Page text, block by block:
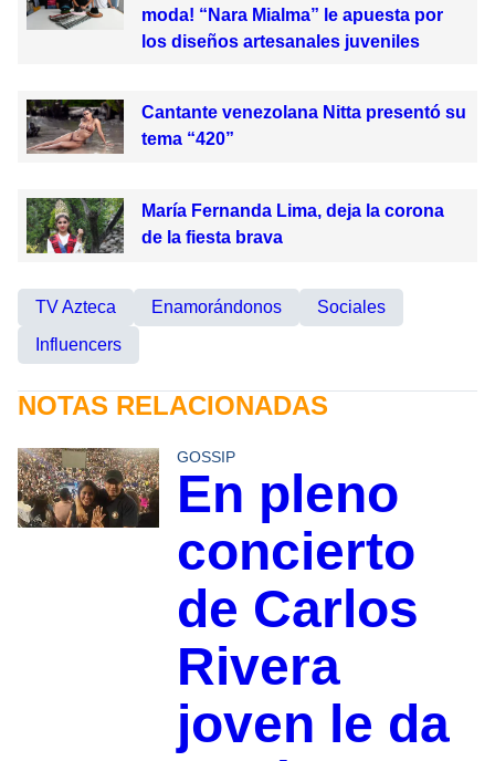
moda! “Nara Mialma” le apuesta por
los diseños artesanales juveniles
Cantante venezolana Nitta presentó su
tema “420”
María Fernanda Lima, deja la corona
de la fiesta brava
TV Azteca Enamorándonos
Sociales
Influencers
NOTAS RELACIONADAS
GOSSIP
En pleno
concierto
de Carlos
Rivera
joven le da